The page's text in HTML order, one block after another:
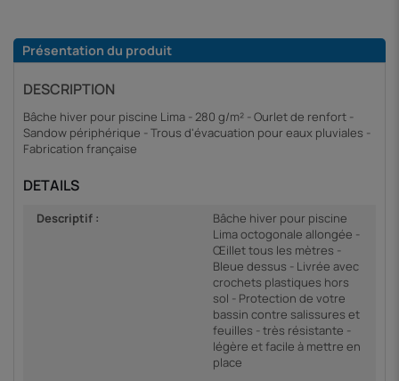
Présentation du produit
DESCRIPTION
Bâche hiver pour piscine Lima - 280 g/m² - Ourlet de renfort -
Sandow périphérique - Trous d'évacuation pour eaux pluviales -
Fabrication française
DETAILS
Descriptif :
Bâche hiver pour piscine
Lima octogonale allongée -
Œillet tous les mètres -
Bleue dessus - Livrée avec
crochets plastiques hors
sol - Protection de votre
bassin contre salissures et
feuilles - très résistante -
légère et facile à mettre en
place